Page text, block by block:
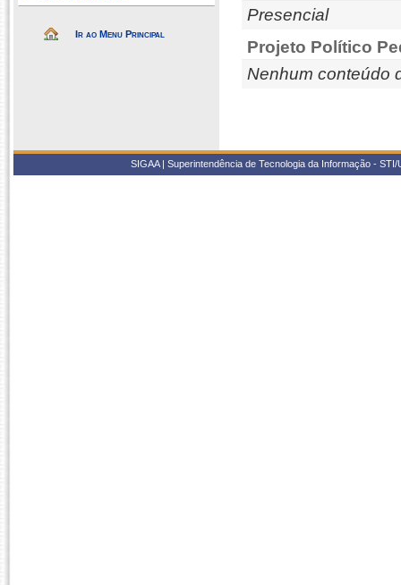
Ir ao Menu Principal
Presencial
Projeto Político
Nenhum conteúdo
SIGAA | Superintendência de Tecnologia da Informação -